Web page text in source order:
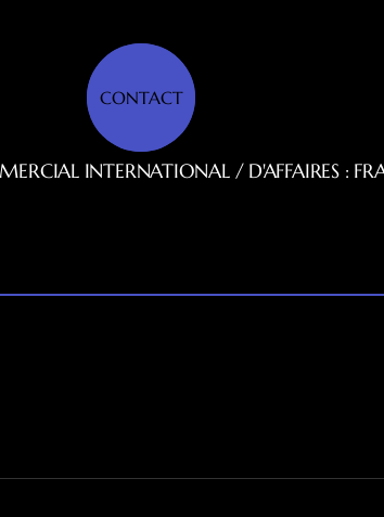
CONTACT
INTERNATIONAL / D'AFFAIRES :